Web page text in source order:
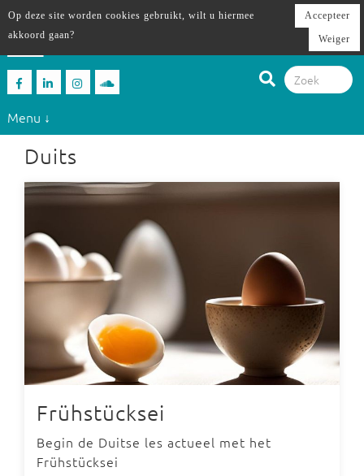
Menu ↓
Duits
Frühstücksei
Begin de Duitse les actueel met het
Frühstücksei
Op deze site worden cookies gebruikt, wilt u hiermee
akkoord gaan?
Accepteer
Weiger